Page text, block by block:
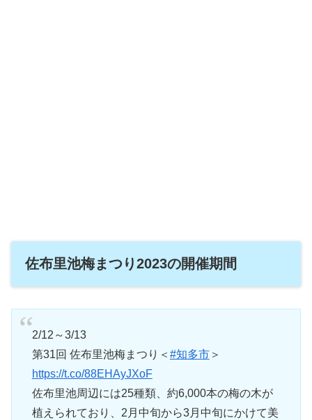
佐布里池梅まつり2023の開催期間
2/12～3/13
第31回 佐布里池梅まつり＜ #知多市＞
https://t.co/88EHAyJXoF
佐布里池周辺には25種類、約6,000本の梅の木が
植えられており、2月中旬から3月中旬にかけて美